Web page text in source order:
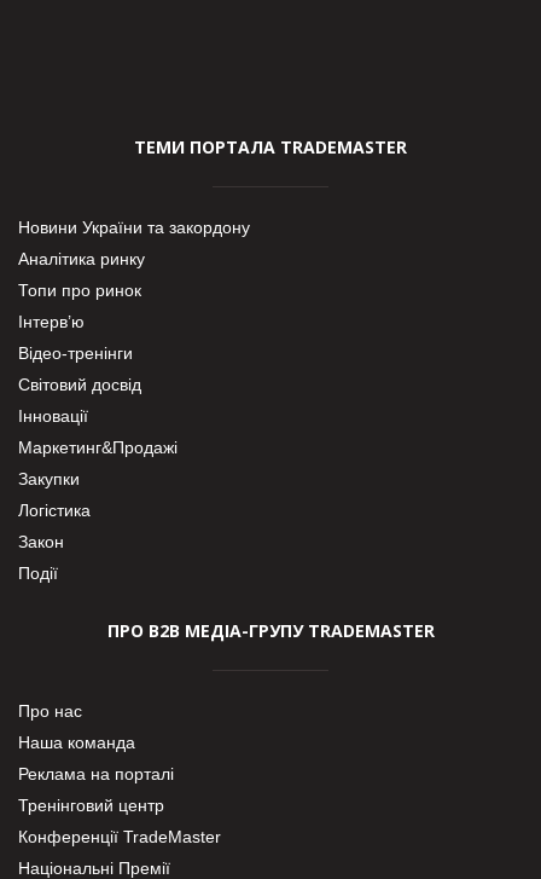
ТЕМИ ПОРТАЛА TRADEMASTER
Новини України та закордону
Аналітика ринку
Топи про ринок
Інтерв’ю
Відео-тренінги
Світовий досвід
Інновації
Маркетинг&Продажі
Закупки
Логістика
Закон
Події
ПРО В2В МЕДІА-ГРУПУ TRADEMASTER
Про нас
Наша команда
Реклама на порталі
Тренінговий центр
Конференції TradeMaster
Національні Премії